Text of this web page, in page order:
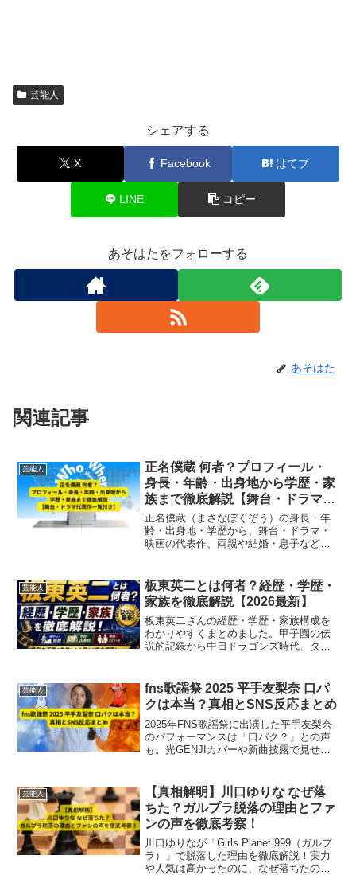
芸能人
シェアする
X Facebook はてブ
LINE コピー
あそはたをフォローする
あそはた
関連記事
芸能人
正名僕蔵 何者？プロフィール・
身長・年齢・出身地から学歴・家
族まで徹底解説【舞台・ドラマ代
表作一覧付き】
正名僕蔵（まさなぼくぞう）の身長・年
齢・出身地・学歴から、舞台・ドラマ・
映画の代表作、両親や結婚・息子など家
芸能人
板東英二とは何者？経歴・学歴・
家族を徹底解説【2026最新】
板東英二さんの経歴・学歴・家族構成を
わかりやすくまとめました。甲子園の伝
説的記録から中日ドラゴンズ時代、タレ
芸能人
fns歌謡祭 2025 平手友梨奈 口パ
クは本当？真相とSNS反応まとめ
2025年FNS歌謡祭に出演した平手友梨奈
のパフォーマンスは「口パク？」との声
も。光GENJIカバーや新曲披露で見せた
ます。
芸能人
【真相解明】川口ゆりな なぜ落
ちた？ガルプラ脱落の理由とファ
ンの声を徹底考察！
川口ゆりなが「Girls Planet 999（ガルプ
ラ）」で脱落した理由を徹底解説！実力
や人気は高かったのに、なぜ落ちたの